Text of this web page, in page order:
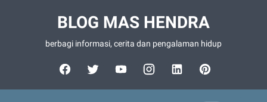
BLOG MAS HENDRA
berbagi informasi, cerita dan pengalaman hidup